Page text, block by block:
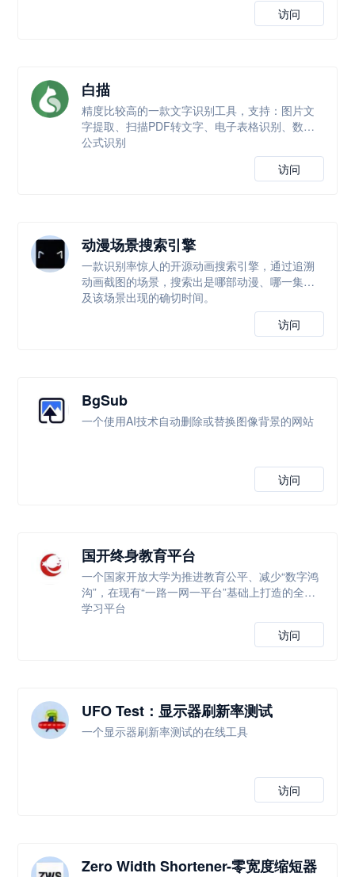
访问
白描
精度比较高的一款文字识别工具，支持：图片文
字提取、扫描PDF转文字、电子表格识别、数学
公式识别
访问
动漫场景搜索引擎
一款识别率惊人的开源动画搜索引擎，通过追溯
动画截图的场景，搜索出是哪部动漫、哪一集以
及该场景出现的确切时间。
访问
BgSub
一个使用AI技术自动删除或替换图像背景的网站
访问
国开终身教育平台
一个国家开放大学为推进教育公平、减少“数字鸿
沟”，在现有“一路一网一平台”基础上打造的全新
学习平台
访问
UFO Test：显示器刷新率测试
一个显示器刷新率测试的在线工具
访问
Zero Width Shortener-零宽度缩短器